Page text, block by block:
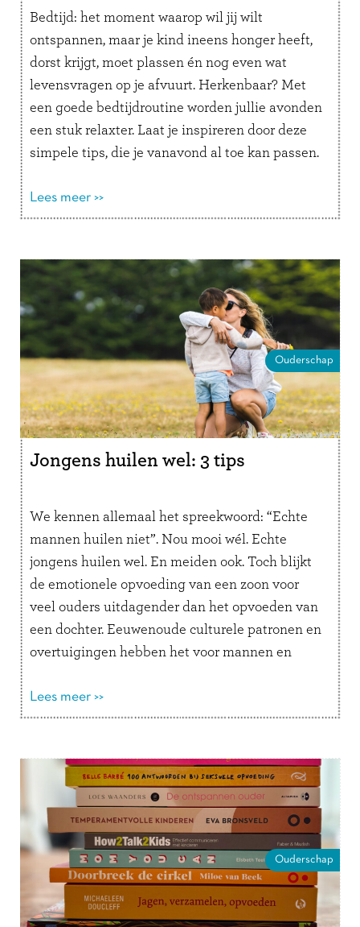
Bedtijd: het moment waarop wil jij wilt
ontspannen, maar je kind ineens honger heeft,
dorst krijgt, moet plassen én nog even wat
levensvragen op je afvuurt. Herkenbaar? Met
een goede bedtijdroutine worden jullie avonden
een stuk relaxter. Laat je inspireren door deze
simpele tips, die je vanavond al toe kan passen.
Lees meer >>
Ouderschap
Jongens huilen wel: 3 tips
We kennen allemaal het spreekwoord: “Echte
mannen huilen niet”. Nou mooi wél. Echte
jongens huilen wel. En meiden ook. Toch blijkt
de emotionele opvoeding van een zoon voor
veel ouders uitdagender dan het opvoeden van
een dochter. Eeuwenoude culturele patronen en
overtuigingen hebben het voor mannen en
doorvoelen, terwijl …
Lees meer >>
Ouderschap